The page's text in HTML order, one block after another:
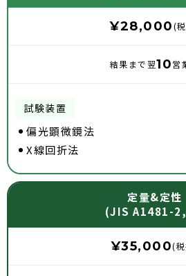
¥28,000(
翌10営
偏光顕微鏡法
X線回折法
定量&定性
(JIS A1481-
¥35,000(